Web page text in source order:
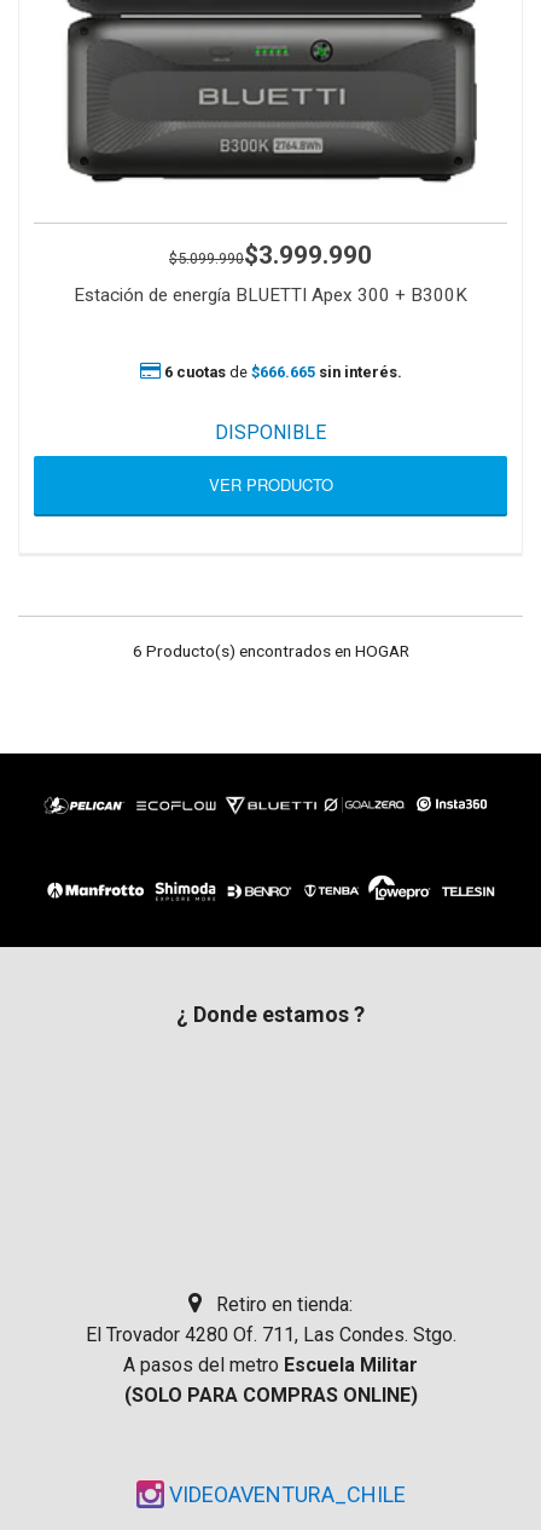
$5.099.990$3.999.990
Estación de energía BLUETTI Apex 300 + B300K
6 cuotasde $666.665 sin interés.
DISPONIBLE
VER PRODUCTO
6 Producto(s) encontrados en HOGAR
¿ Donde estamos ?
Retiro en tienda:
El Trovador 4280 Of. 711, Las Condes. Stgo.
A pasos del metro Escuela Militar
(SOLO PARA COMPRAS ONLINE)
VIDEOAVENTURA_CHILE